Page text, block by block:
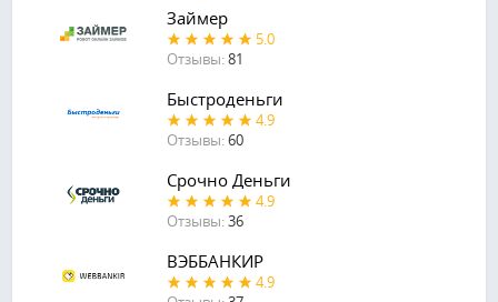
Займер
5.0
Отзывы:81
Быстроденьги
4.9
Отзывы:60
Срочно Деньги
4.9
Отзывы:36
ВЭББАНКИР
4.9